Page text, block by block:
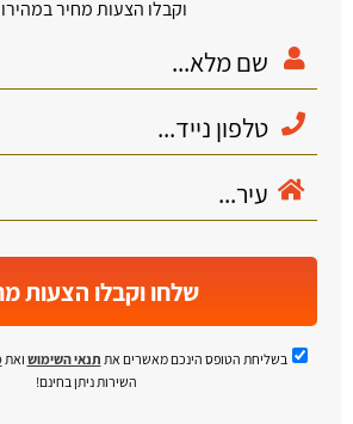
וקבלו הצעות מחיר
שלחו וקבלו הצעות
בשליחת הטופס הינכם מאשרים את תנאי השימוש ואת
השירות ניתן בחינם!